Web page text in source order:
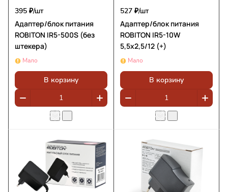
395 ₽/шт
Адаптер/блок питания
ROBITON IR5-500S (без
штекера)
Мало
В корзину
527 ₽/шт
Адаптер/блок питания
ROBITON IR5-10W
5,5x2,5/12 (+)
Мало
В корзину